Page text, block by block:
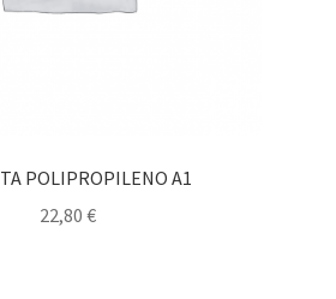
POLIPROPILENO A1
22,80 €